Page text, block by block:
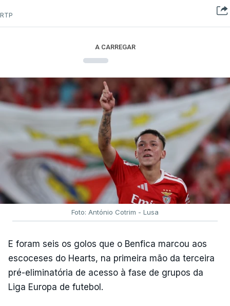
RTP
A CARREGAR
Foto: António Cotrim - Lusa
E foram seis os golos que o Benfica marcou aos
escoceses do Hearts, na primeira mão da terceira
pré-eliminatória de acesso à fase de grupos da
Liga Europa de futebol.